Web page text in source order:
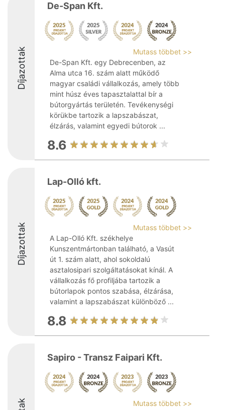
Díjazottak
De-Span Kft.
Mutass többet >>
De-Span Kft. egy Debrecenben, az
Alma utca 16. szám alatt működő
magyar családi vállalkozás, amely több
mint húsz éves tapasztalattal bír a
bútorgyártás területén. Tevékenységi
körükbe tartozik a lapszabászat,
élzárás, valamint egyedi bútorok ...
8.6
Díjazottak
Lap-Olló kft.
Mutass többet >>
A Lap-Olló Kft. székhelye
Kunszentmártonban található, a Vasút
út 1. szám alatt, ahol sokoldalú
asztalosipari szolgáltatásokat kínál. A
vállalkozás fő profiljába tartozik a
bútorlapok pontos szabása, élzárása,
valamint a lapszabászat különböző ...
8.8
Sapiro - Transz Faipari Kft.
Mutass többet >>